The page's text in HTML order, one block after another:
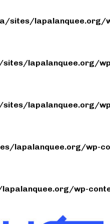
sites/lapalanquee.org/
lapalanquee.org/
lapalanquee.org/
lapalanquee.org/wp-
wp-